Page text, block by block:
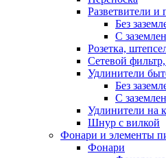
Разветвители и
Без
С
Розетка,
Сетевой
Удлинители
Без
С
Удлинители на
Шнур с вилкой
Фонари и элементы
Фонари